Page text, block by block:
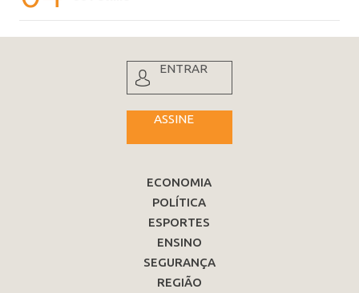
ENTRAR
ASSINE
ECONOMIA
POLÍTICA
ESPORTES
ENSINO
SEGURANÇA
REGIÃO